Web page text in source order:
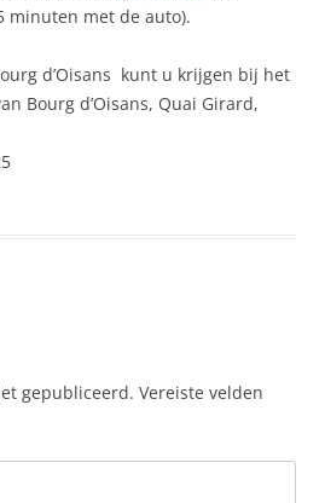
minuten met de auto).
d’Oisans kunt u krijgen bij het
Bourg d’Oisans, Quai Girard,
gepubliceerd. Vereiste velden